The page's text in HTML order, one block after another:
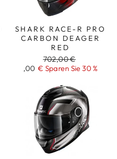
SHARK RACE-R PRO
CARBON DEAGER
RED
Regulärer
Preis
702,00 €
Reduzierter
,00 € Sparen Sie 30 %